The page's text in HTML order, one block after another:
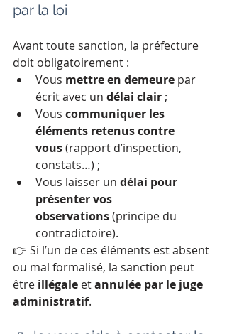
par la loi
Avant toute sanction, la préfecture
doit obligatoirement :
Vous mettre en demeure par
écrit avec un délai clair ;
Vous communiquer les
éléments retenus contre
vous (rapport d’inspection,
constats…) ;
Vous laisser un délai pour
présenter vos
observations (principe du
contradictoire).
👉 Si l’un de ces éléments est absent
ou mal formalisé, la sanction peut
être illégale et annulée par le juge
administratif.